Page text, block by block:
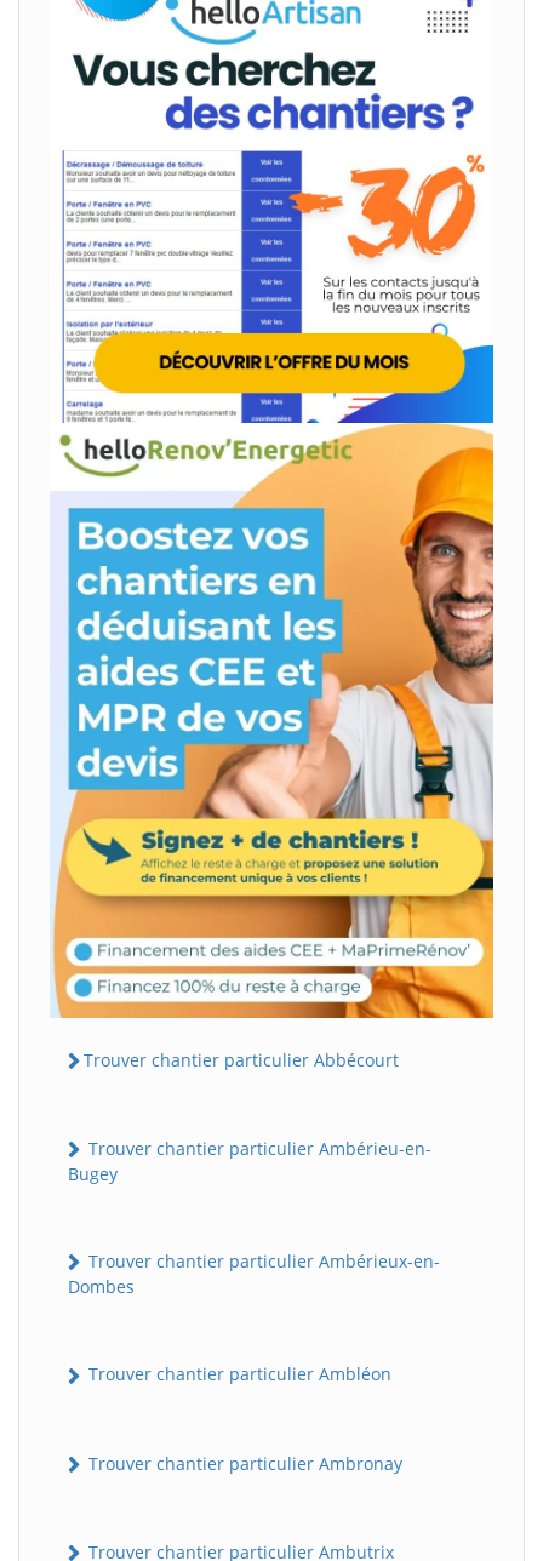
Trouver chantier particulier Abbécourt
Trouver chantier particulier Ambérieu-en-
Bugey
Trouver chantier particulier Ambérieux-en-
Dombes
Trouver chantier particulier Ambléon
Trouver chantier particulier Ambronay
Trouver chantier particulier Ambutrix